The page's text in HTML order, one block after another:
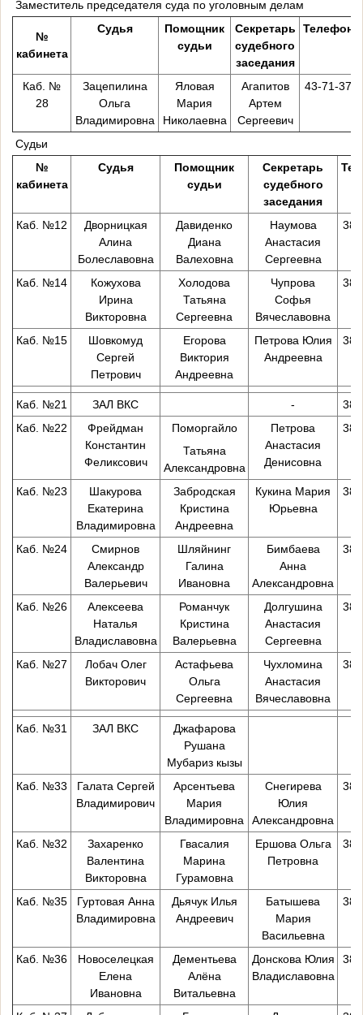
Заместитель председателя суда по уголовным делам
№
кабинета
Судья
Помощник
судьи
Секретарь
судебного
заседания
Телефон
Каб. №
28
Зацепилина
Ольга
Владимировна
Яловая
Мария
Николаевна
Агапитов
Артем
Сергеевич
43-71-37
Судьи
№
кабинета
Судья
Помощник
судьи
Секретарь
судебного
заседания
Каб. №12
Дворницкая
Алина
Болеславовна
Давиденко
Диана
Валеховна
Наумова
Анастасия
Сергеевна
38-
Каб. №14
Кожухова
Ирина
Викторовна
Холодова
Татьяна
Сергеевна
Чупрова
Софья
Вячеславовна
38-
Каб. №15
Шовкомуд
Сергей
Петрович
Егорова
Виктория
Андреевна
Петрова Юлия
Андреевна
38-
Каб. №21 ЗАЛ ВКС -
38-
Каб. №22
Фрейдман
Константин
Феликсович
Поморгайло
Татьяна
Александровна
Петрова
Анастасия
Денисовна
38-
Каб. №23
Шакурова
Екатерина
Владимировна
Забродская
Кристина
Андреевна
Кукина Мария
Юрьевна
38-
Каб. №24
Смирнов
Александр
Валерьевич
Шляйнинг
Галина
Ивановна
Бимбаева
Анна
Александровна
38-
Каб. №26
Алексеева
Наталья
Владиславовна
Романчук
Кристина
Валерьевна
Долгушина
Анастасия
Сергеевна
38-
Каб. №27
Лобач Олег
Викторович
Астафьева
Ольга
Сергеевна
Чухломина
Анастасия
Вячеславовна
38-
Каб. №31 ЗАЛ ВКС
Джафарова
Рушана
Мубариз кызы
Каб. №33
Галата Сергей
Владимирович
Арсентьева
Мария
Владимировна
Снегирева
Юлия
Александровна
38-
Каб. №32
Захаренко
Валентина
Викторовна
Гвасалия
Марина
Гурамовна
Ершова Ольга
Петровна
38-
Каб. №35
Гуртовая Анна
Владимировна
Дьячук Илья
Андреевич
Батышева
Мария
Васильевна
38-
Каб. №36
Новоселецкая
Елена
Ивановна
Дементьева
Алёна
Витальевна
Донскова Юлия
Владиславовна
38-